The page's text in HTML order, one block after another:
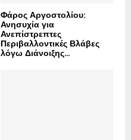
Φάρος Αργοστολίου:
Ανησυχία για
Ανεπίστρεπτες
Περιβαλλοντικές Βλάβες
λόγω Διάνοιξης...